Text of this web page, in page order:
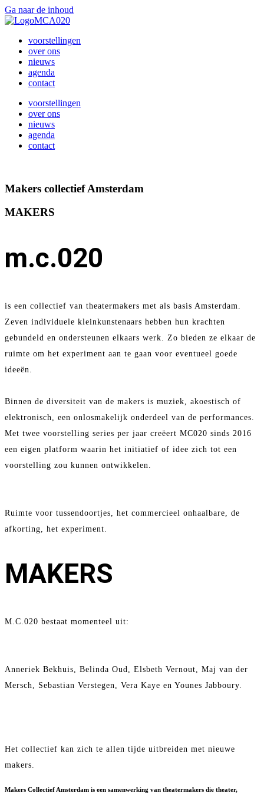
Ga naar de inhoud
voorstellingen
over ons
nieuws
agenda
contact
voorstellingen
over ons
nieuws
agenda
contact
Makers collectief Amsterdam
MAKERS
m.c.020
is een collectief van theatermakers met als basis Amsterdam.
Zeven individuele kleinkunstenaars hebben hun krachten
gebundeld en ondersteunen elkaars werk. Zo bieden ze elkaar de
ruimte om het experiment aan te gaan voor eventueel goede
ideeën.
Binnen de diversiteit van de makers is muziek, akoestisch of
elektronisch, een onlosmakelijk onderdeel van de performances.
Met twee voorstelling series per jaar creëert MC020 sinds 2016
een eigen platform waarin het initiatief of idee zich tot een
voorstelling zou kunnen ontwikkelen.
Ruimte voor tussendoortjes, het commercieel onhaalbare, de
afkorting, het experiment.
MAKERS
M.C.020 bestaat momenteel uit:
Anneriek Bekhuis, Belinda Oud, Elsbeth Vernout, Maj van der
Mersch, Sebastian Verstegen, Vera Kaye en Younes Jabboury.
Het collectief kan zich te allen tijde uitbreiden met nieuwe
makers.
Makers Collectief Amsterdam is een samenwerking van theatermakers die theater,